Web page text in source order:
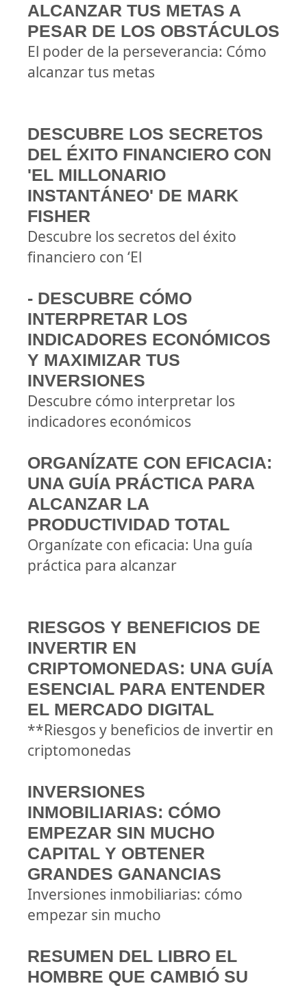
ALCANZAR TUS METAS A
PESAR DE LOS OBSTÁCULOS
El poder de la perseverancia: Cómo
alcanzar tus metas
DESCUBRE LOS SECRETOS
DEL ÉXITO FINANCIERO CON
'EL MILLONARIO
INSTANTÁNEO' DE MARK
FISHER
Descubre los secretos del éxito
financiero con ‘El
- DESCUBRE CÓMO
INTERPRETAR LOS
INDICADORES ECONÓMICOS
Y MAXIMIZAR TUS
INVERSIONES
Descubre cómo interpretar los
indicadores económicos
ORGANÍZATE CON EFICACIA:
UNA GUÍA PRÁCTICA PARA
ALCANZAR LA
PRODUCTIVIDAD TOTAL
Organízate con eficacia: Una guía
práctica para alcanzar
RIESGOS Y BENEFICIOS DE
INVERTIR EN
CRIPTOMONEDAS: UNA GUÍA
ESENCIAL PARA ENTENDER
EL MERCADO DIGITAL
**Riesgos y beneficios de invertir en
criptomonedas
INVERSIONES
INMOBILIARIAS: CÓMO
EMPEZAR SIN MUCHO
CAPITAL Y OBTENER
GRANDES GANANCIAS
Inversiones inmobiliarias: cómo
empezar sin mucho
RESUMEN DEL LIBRO EL
HOMBRE QUE CAMBIÓ SU